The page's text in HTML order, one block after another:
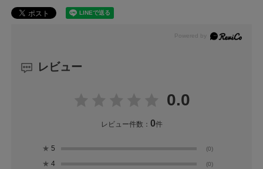
レビュー
0.0
レビュー件数： 0件
★ 5 (0)
★ 4 (0)